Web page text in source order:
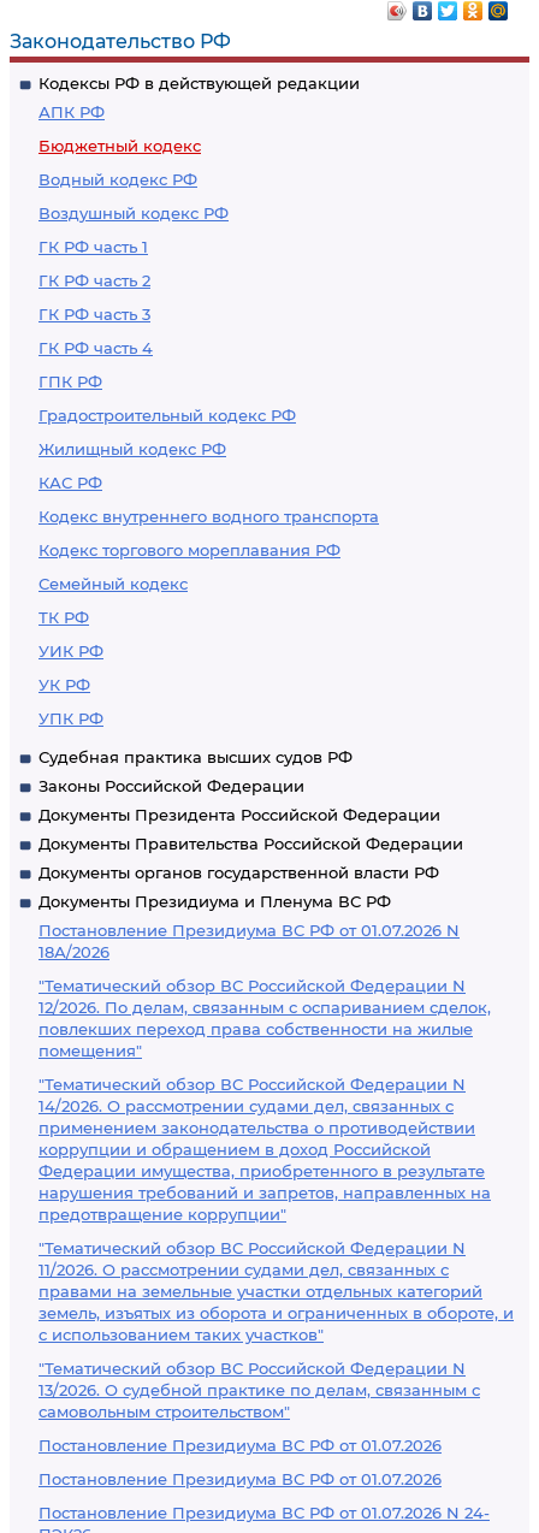
Законодательство РФ
Кодексы РФ в действующей редакции
АПК РФ
Бюджетный кодекс
Водный кодекс РФ
Воздушный кодекс РФ
ГК РФ часть 1
ГК РФ часть 2
ГК РФ часть 3
ГК РФ часть 4
ГПК РФ
Градостроительный кодекс РФ
Жилищный кодекс РФ
КАС РФ
Кодекс внутреннего водного транспорта
Кодекс торгового мореплавания РФ
Семейный кодекс
ТК РФ
УИК РФ
УК РФ
УПК РФ
Судебная практика высших судов РФ
Законы Российской Федерации
Документы Президента Российской Федерации
Документы Правительства Российской Федерации
Документы органов государственной власти РФ
Документы Президиума и Пленума ВС РФ
Постановление Президиума ВС РФ от 01.07.2026 N
18А/2026
"Тематический обзор ВС Российской Федерации N
12/2026. По делам, связанным с оспариванием сделок,
повлекших переход права собственности на жилые
помещения"
"Тематический обзор ВС Российской Федерации N
14/2026. О рассмотрении судами дел, связанных с
применением законодательства о противодействии
коррупции и обращением в доход Российской
Федерации имущества, приобретенного в результате
нарушения требований и запретов, направленных на
предотвращение коррупции"
"Тематический обзор ВС Российской Федерации N
11/2026. О рассмотрении судами дел, связанных с
правами на земельные участки отдельных категорий
земель, изъятых из оборота и ограниченных в обороте, и
с использованием таких участков"
"Тематический обзор ВС Российской Федерации N
13/2026. О судебной практике по делам, связанным с
самовольным строительством"
Постановление Президиума ВС РФ от 01.07.2026
Постановление Президиума ВС РФ от 01.07.2026
Постановление Президиума ВС РФ от 01.07.2026 N 24-
государственного
внебюджетного
фонда